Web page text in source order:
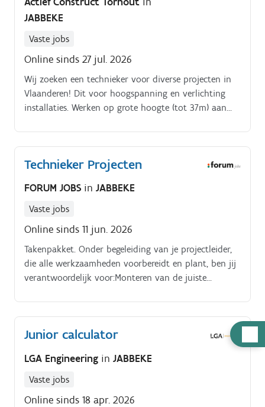
JABBEKE
Vaste jobs
Online sinds 27 jul. 2026
Wij zoeken een technieker voor diverse projecten in
Vlaanderen! Dit voor hoogspanning en verlichting
installaties. Werken op grote hoogte (tot 37m) aan
trekken van extra kabels indien nodig.
Technieker Projecten
FORUM JOBS in JABBEKE
Vaste jobs
Online sinds 11 jun. 2026
Takenpakket. Onder begeleiding van je projectleider,
die alle werkzaamheden voorbereidt en plant, ben jij
verantwoordelijk voor:Monteren van de juiste
Junior calculator
LGA Engineering in JABBEKE
Vaste jobs
Online sinds 18 apr. 2026